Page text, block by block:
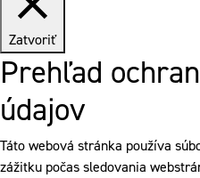
Zatvoriť
Prehľad
údajov
Táto webová stránka používa
zážitku počas sledovania